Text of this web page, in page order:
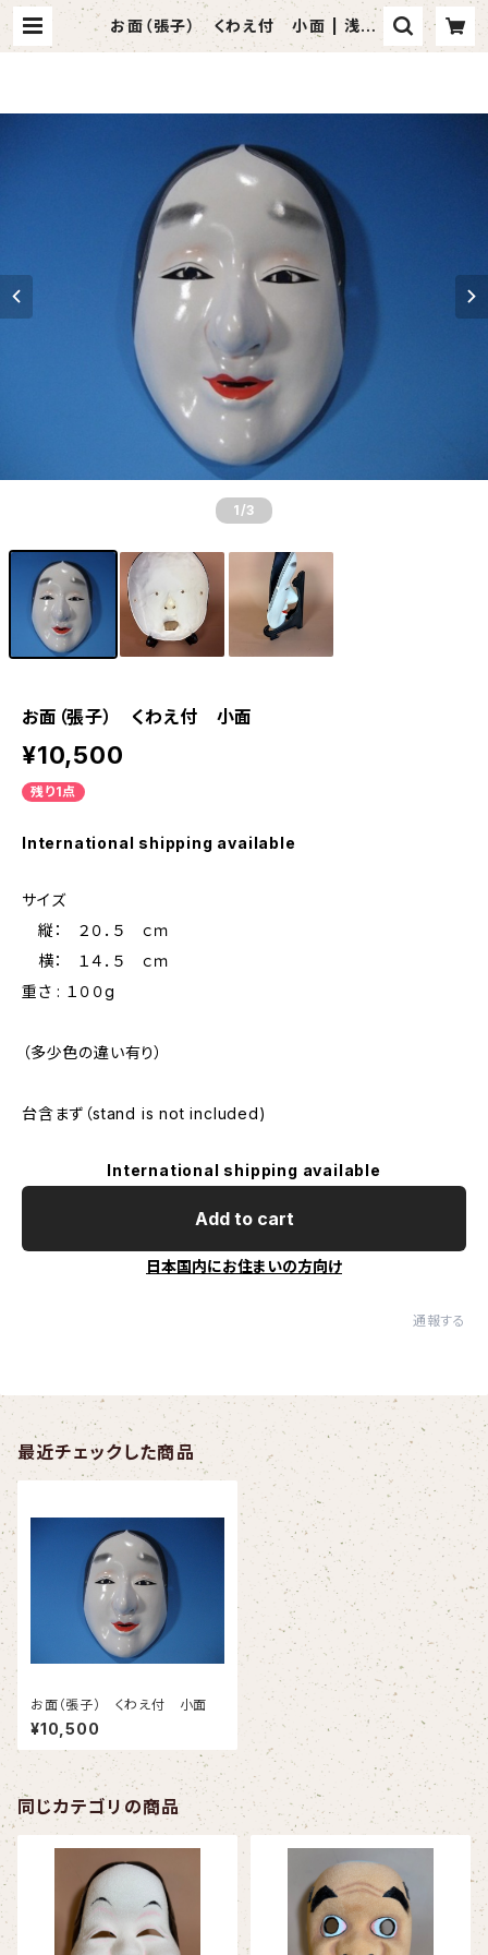
お面（張子） くわえ付 小面 | 浅草
仲見世 模擬刀・踊り小道具の小山商
1 /3
お面（張子） くわえ付 小面
¥10,500
残り1点
International shipping available
サイズ
縦： ２０．５ ｃｍ
横： １４．５ ｃｍ
重さ : １００g
（多少色の違い有り）
台含まず（stand is not included)
International shipping available
Add to cart
日本国内にお住まいの方向け
通報する
最近チェックした商品
お面（張子） くわえ付 小面
¥10,500
同じカテゴリの商品